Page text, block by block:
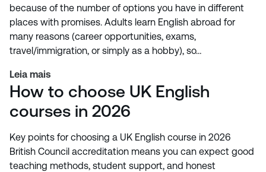
because of the number of options you have in different
places with promises. Adults learn English abroad for
many reasons (career opportunities, exams,
travel/immigration, or simply as a hobby), so…
Leia mais
How to choose UK English
courses in 2026
Key points for choosing a UK English course in 2026
British Council accreditation means you can expect good
teaching methods, student support, and honest